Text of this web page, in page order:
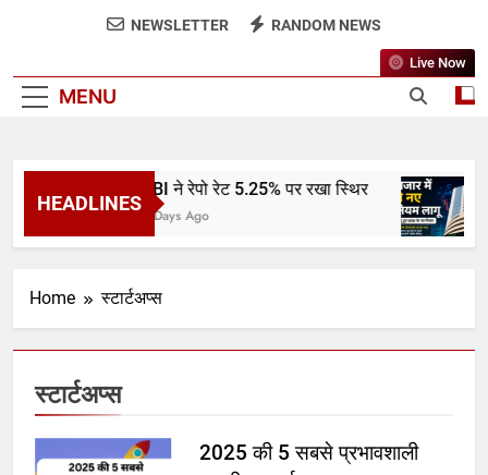
कमर्शियल LPG सिलेंडर हुआ सस्ता
NEWSLETTER RANDOM NEWS
MENU
Live Now
HEADLINES
RBI ने रेपो रेट 5.25% पर रखा स्थिर
3 Days Ago
Home स्टार्टअप्स
स्टार्टअप्स
2025 की 5 सबसे प्रभावशाली